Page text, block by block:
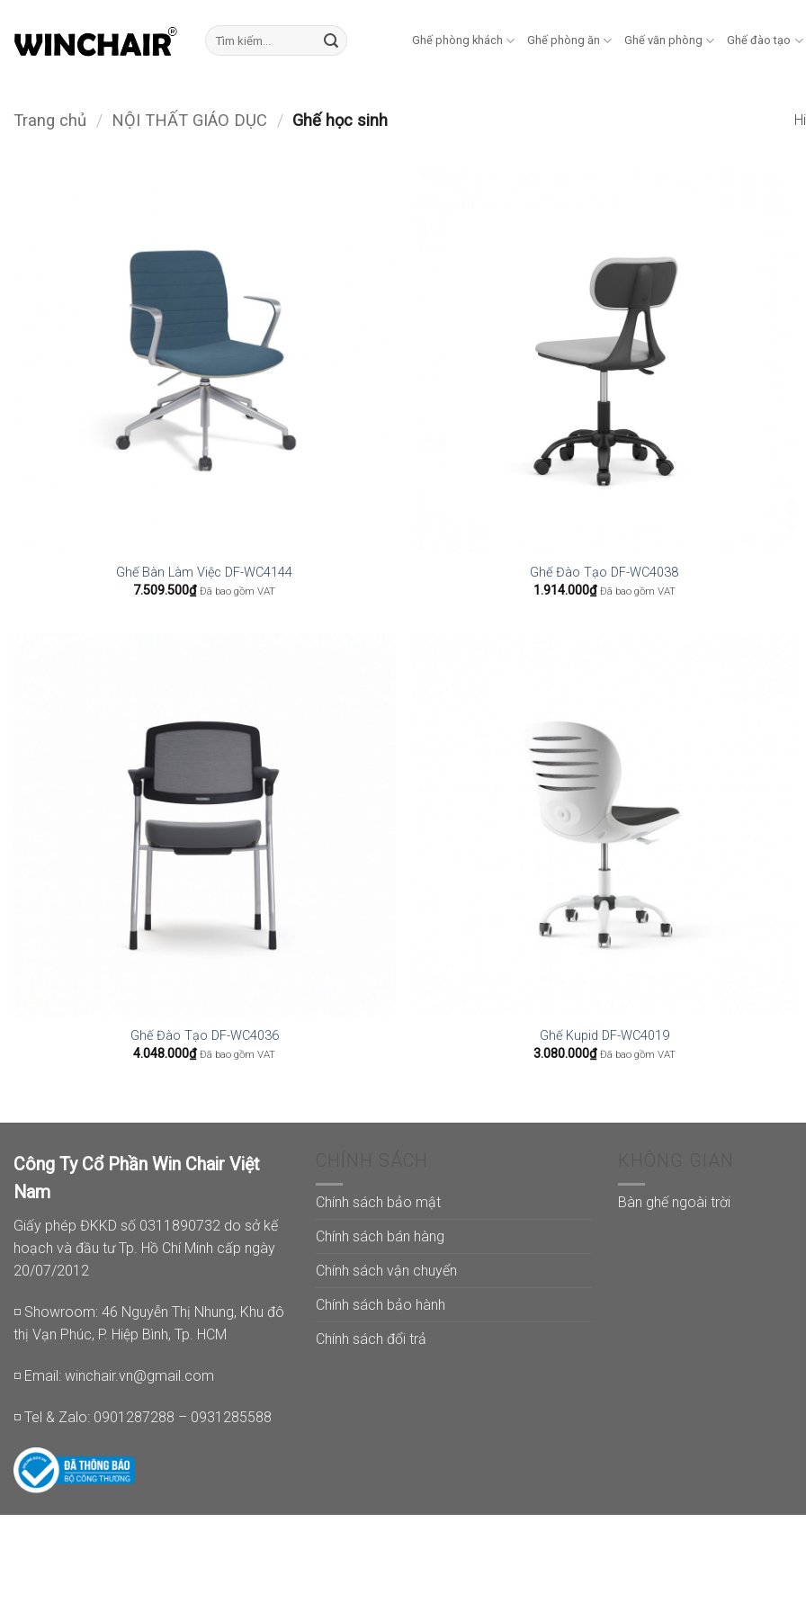
qua
Tìm
kiếm:
Ghế phòng khách Ghế phòng ăn Ghế văn phòng Ghế đào tạo
Trang chủ / NỘI THẤT GIÁO DỤC / Ghế học sinh
Ghế Bàn Làm Việc DF-WC4144
7.509.500₫ Đã bao gồm VAT
Ghế Đào Tạo DF-WC4038
1.914.000₫ Đã bao gồm VAT
Ghế Đào Tạo DF-WC4036
4.048.000₫ Đã bao gồm VAT
Ghế Kupid DF-WC4019
3.080.000₫ Đã bao gồm VAT
Công Ty Cổ Phần Win Chair Việt
Nam
Giấy phép ĐKKD số 0311890732 do sở kế
hoạch và đầu tư Tp. Hồ Chí Minh cấp ngày
20/07/2012
◽ Showroom: 46 Nguyễn Thị Nhung, Khu đô
thị Vạn Phúc, P. Hiệp Bình, Tp. HCM
◽ Email: winchair.vn@gmail.com
◽ Tel & Zalo: 0901287288 – 0931285588
Chính sách bảo mật
Chính sách bán hàng
Chính sách vận chuyển
Chính sách bảo hành
Chính sách đổi trả
Bàn ghế ngoài trời